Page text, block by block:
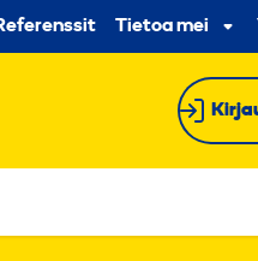
Tietoa meistä